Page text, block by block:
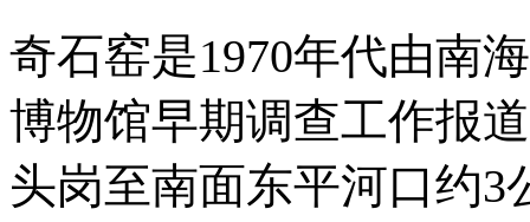
奇石窑是1970年代由南
博物馆早期调查工作报
头岗至南面东平河口约